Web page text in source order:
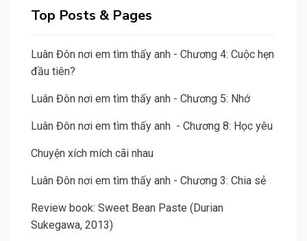
Top Posts & Pages
Luân Đôn nơi em tìm thấy anh - Chương 4: Cuộc hẹn
đầu tiên?
Luân Đôn nơi em tìm thấy anh - Chương 5: Nhớ
Luân Đôn nơi em tìm thấy anh - Chương 8: Học yêu
Chuyện xích mích cãi nhau
Luân Đôn nơi em tìm thấy anh - Chương 3: Chia sẻ
Review book: Sweet Bean Paste (Durian
Sukegawa, 2013)